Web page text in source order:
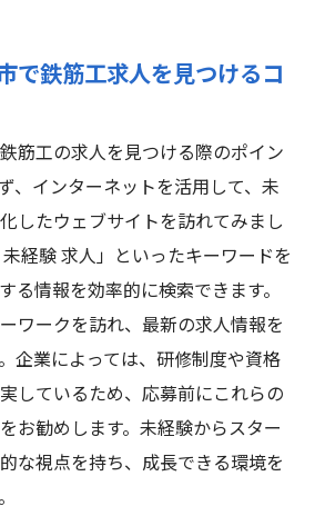
が魅力守谷市の鉄筋工求人の
経験から資格取得を目指す鉄筋
工へ茨城県守谷市の求人情報を
筋工求人未経験者でも安心の理
筋工へ守谷市の求人情報の探
で鉄筋工求人を見つけるコ
筋工の求人を見つける際のポイン
、インターネットを活用して、未
したウェブサイトを訪れてみまし
経験 求人」といったキーワードを
る情報を効率的に検索できます。
ワークを訪れ、最新の求人情報を
企業によっては、研修制度や資格
しているため、応募前にこれらの
お勧めします。未経験からスター
な視点を持ち、成長できる環境を